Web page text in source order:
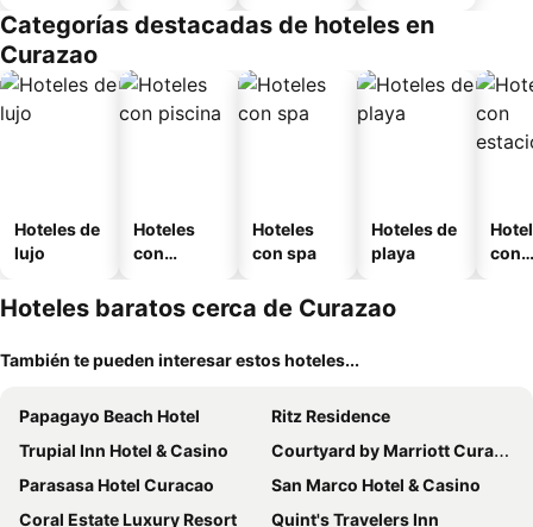
o
Categorías destacadas de hoteles en
Curazao
Hoteles de
lujo
Hoteles
con
Hoteles
con spa
Hoteles de
playa
con
Hoteles baratos cerca de Curazao
También te pueden interesar estos hoteles...
Papagayo Beach Hotel
Ritz Residence
Trupial Inn Hotel & Casino
Courtyard by Marriott Curacao
Parasasa Hotel Curacao
San Marco Hotel & Casino
Coral Estate Luxury Resort
Quint's Travelers Inn